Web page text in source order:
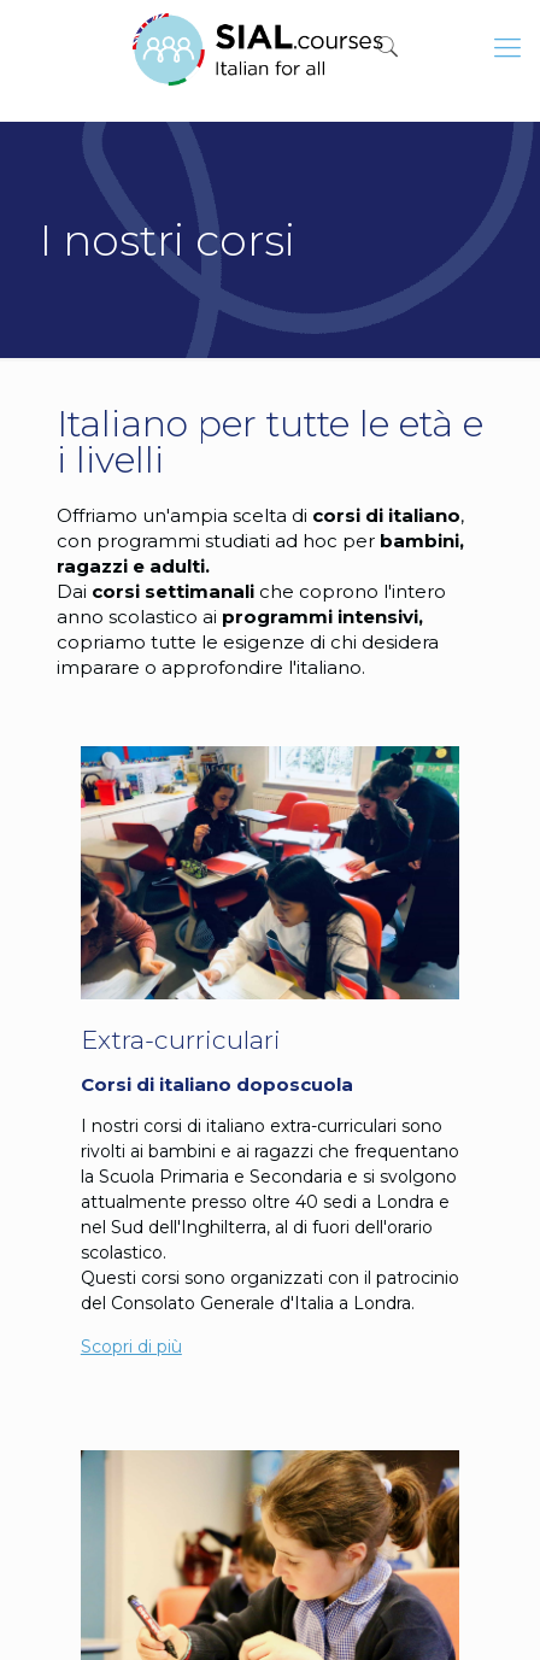
I nostri corsi
Italiano per tutte le età e
i livelli
Offriamo un'ampia scelta di corsi di italiano,
con programmi studiati ad hoc per bambini,
ragazzi e adulti.
Dai corsi settimanaliche coprono l'intero
anno scolastico ai programmi intensivi,
copriamo tutte le esigenze di chi desidera
imparare o approfondire l'italiano.
Extra-curriculari
Corsi di italiano doposcuola
I nostri corsi di italiano extra-curriculari sono
rivolti ai bambini e ai ragazzi che frequentano
la Scuola Primaria e Secondaria e si svolgono
attualmente presso oltre 40 sedi a Londra e
nel Sud dell'Inghilterra, al di fuori dell'orario
scolastico.
Questi corsi sono organizzati con il patrocinio
del Consolato Generale d'Italia a Londra.
Scopri di più